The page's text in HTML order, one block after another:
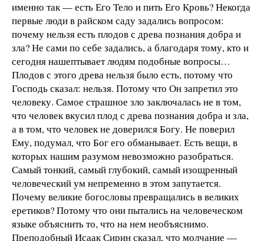
именно так — есть Его Тело и пить Его Кровь? Некогда
первые люди в райском саду задались вопросом:
почему нельзя есть плодов с древа познания добра и
зла? Не сами по себе задались, а благодаря тому, кто и
сегодня нашептывает людям подобные вопросы…
Плодов с этого древа нельзя было есть, потому что
Господь сказал: нельзя. Потому что Он запретил это
человеку. Самое страшное зло заключалась не в том,
что человек вкусил плод с древа познания добра и зла,
а в том, что человек не доверился Богу. Не поверил
Ему, подумал, что Бог его обманывает. Есть вещи, в
которых нашим разумом невозможно разобраться.
Самый тонкий, самый глубокий, самый изощренный
человеческий ум непременно в этом запутается.
Почему великие богословы превращались в великих
еретиков? Потому что они пытались на человеческом
языке объяснить то, что на нем необъяснимо.
Преподобный Исаак Сирин сказал, что молчание —